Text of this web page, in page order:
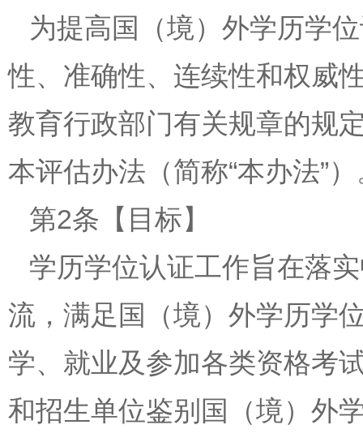
为提高国（境）外学历学
性、准确性、连续性和权威
教育行政部门有关规章的规
本评估办法（简称“本办法”
第2条【目标】
学历学位认证工作旨在落
流，满足国（境）外学历学
学、就业及参加各类资格考
和招生单位鉴别国（境）外